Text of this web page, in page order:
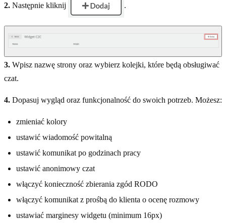
2. Następnie kliknij .
3. Wpisz nazwę strony oraz wybierz kolejki, które będą obsługiwać
czat.
4. Dopasuj wygląd oraz funkcjonalność do swoich potrzeb. Możesz:
zmieniać kolory
ustawić wiadomość powitalną
ustawić komunikat po godzinach pracy
ustawić anonimowy czat
włączyć konieczność zbierania zgód RODO
włączyć komunikat z prośbą do klienta o ocenę rozmowy
ustawiać marginesy widgetu (minimum 16px)